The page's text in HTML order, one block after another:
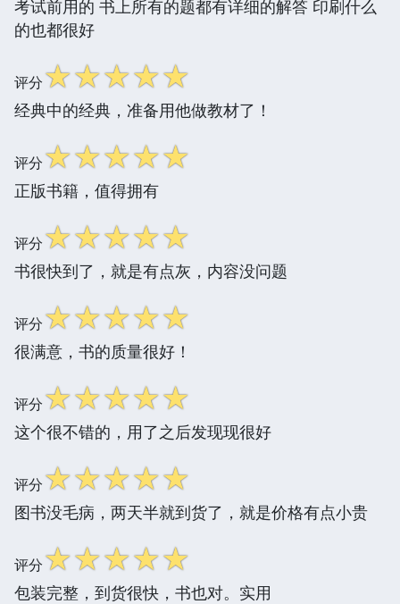
考试前用的 书上所有的题都有详细的解答 印刷什么
的也都很好
评分☆☆☆☆☆
经典中的经典，准备用他做教材了！
评分☆☆☆☆☆
正版书籍，值得拥有
评分☆☆☆☆☆
书很快到了，就是有点灰，内容没问题
评分☆☆☆☆☆
很满意，书的质量很好！
评分☆☆☆☆☆
这个很不错的，用了之后发现现很好
评分☆☆☆☆☆
图书没毛病，两天半就到货了，就是价格有点小贵
评分☆☆☆☆☆
包装完整，到货很快，书也对。实用